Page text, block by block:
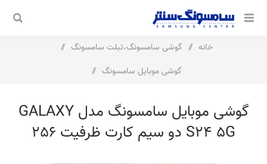
خانه / گوشی سامسونگ،تبلت سامسونگ
/
گوشی موبایل سامسونگ
/
256 گیگابایت و رم 8 گیگابایت
گوشی موبایل سامسونگ مدل GALAXY
S24 5G دو سیم کارت ظرفیت 256